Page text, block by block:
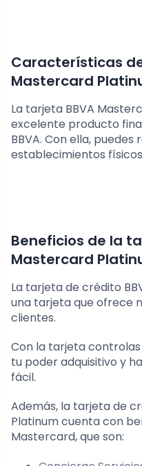
Características
Mastercard
La tarjeta BBVA
excelente producto
BBVA. Con ella,
establecimientos
Beneficios de la
Mastercard
La tarjeta de crédito
una tarjeta que ofrece
clientes.
Con la tarjeta
tu poder adquisitivo y
fácil.
Además, la tarjeta de
Platinum cuenta con
Mastercard, que son: